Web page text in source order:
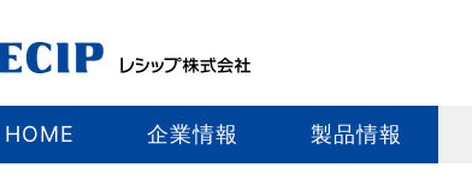
HOME 企業情報 製品情報